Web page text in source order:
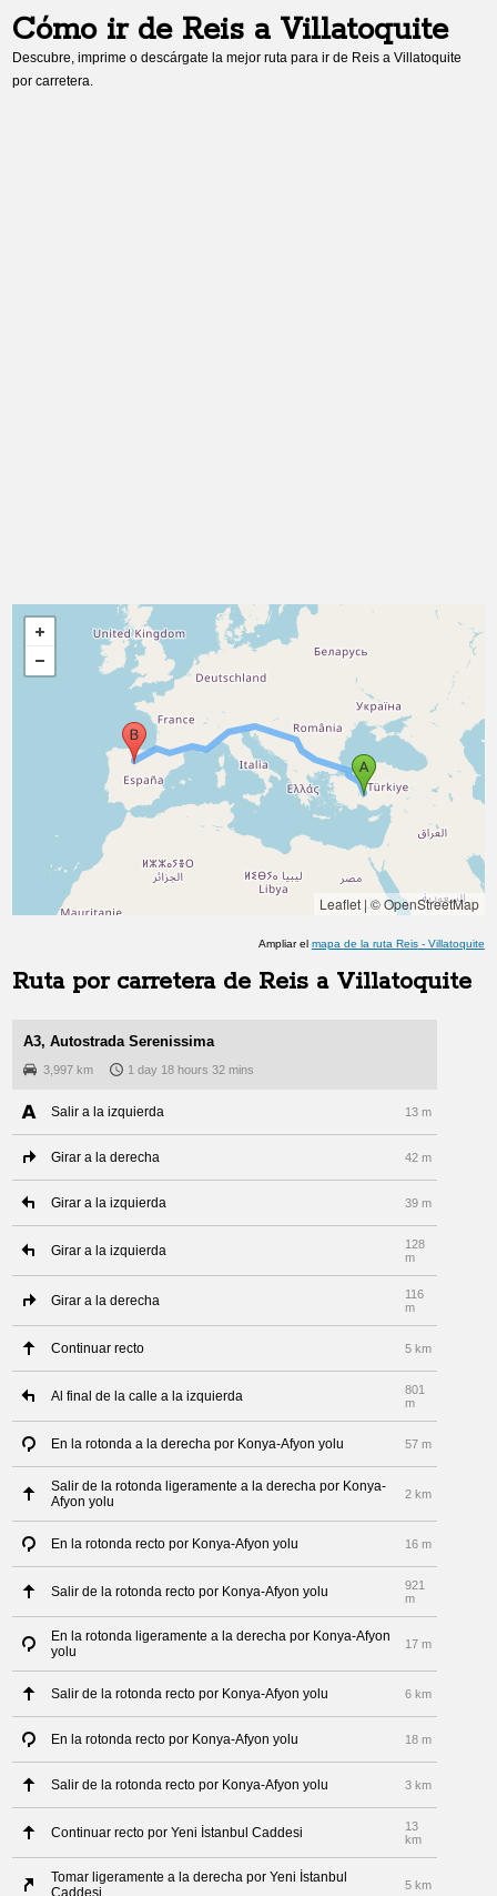
Cómo ir de Reis a Villatoquite
Descubre, imprime o descárgate la mejor ruta para ir de Reis aVillatoquite
por carretera.
Leaflet| © OpenStreetMap
Ampliar el mapa de la ruta Reis- Villatoquite
Ruta por carretera de Reis a Villatoquite
A3, Autostrada Serenissima
3,997 km 1 day 18 hours 32 mins
Salir a la izquierda 13 m
Girar a la derecha 42 m
Girar a la izquierda 39 m
Girar a la izquierda
128
m
Girar a la derecha
116
m
Continuar recto 5 km
Al final de la calle a la izquierda
801
m
En la rotonda a la derecha por Konya-Afyon yolu 57 m
Salir de la rotonda ligeramente a la derecha por Konya-
Afyon yolu
2 km
En la rotonda recto por Konya-Afyon yolu 16 m
Salir de la rotonda recto por Konya-Afyon yolu
921
m
En la rotonda ligeramente a la derecha por Konya-Afyon
yolu
17 m
Salir de la rotonda recto por Konya-Afyon yolu 6 km
En la rotonda recto por Konya-Afyon yolu 18 m
Salir de la rotonda recto por Konya-Afyon yolu 3 km
Continuar recto por Yeni İstanbul Caddesi
13
km
Tomar ligeramente a la derecha por Yeni İstanbul
Caddesi
5 km